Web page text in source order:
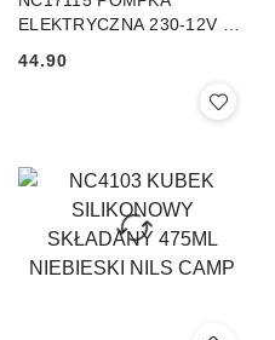
ELEKTRYCZNA 230-12V +
CAMP
Cena:
44.90